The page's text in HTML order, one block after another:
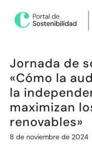
Jornada de
«Cómo la
la
maximizan
renovables»
8 de noviembre de 2024